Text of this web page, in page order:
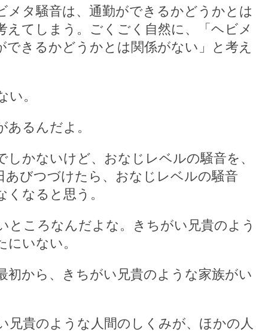
タ騒音は、通勤ができるかどうかとは
えてしまう。ごくごく自然に、「ヘビメ
できるかどうかとは関係がない」と考え
い。
あるんだよ。
しかないけど、おなじレベルの騒音を、
あびつづけたら、おなじレベルの騒音
くなると思う。
ところなんだよな。きちがい兄貴のよう
にいない。
初から、きちがい兄貴のような家族がい
兄貴のような人間のしくみが、ほかの人